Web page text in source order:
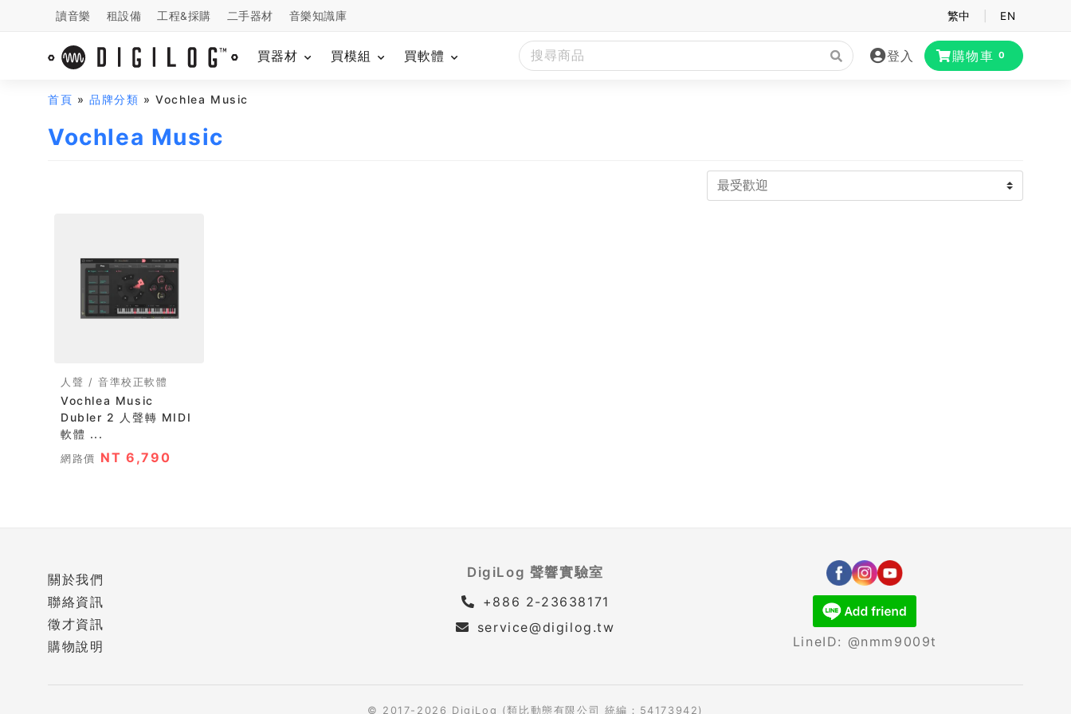
讀音樂 租設備 工程&採購 二手器材 音樂知識庫 繁中 EN
買器材 買模組 買軟體 登入 購物車 0
首頁 »品牌分類 » Vochlea Music
Vochlea Music
人聲 / 音準校正軟體
Vochlea Music
Dubler 2 人聲轉 MIDI
軟體 ...
網路價 NT 6,790
關於我們
聯絡資訊
徵才資訊
購物說明
DigiLog 聲響實驗室
+886 2-23638171
service@digilog.tw
LineID: @nmm9009t
© 2017-2026 DigiLog (類比動態有限公司 統編：54173942)